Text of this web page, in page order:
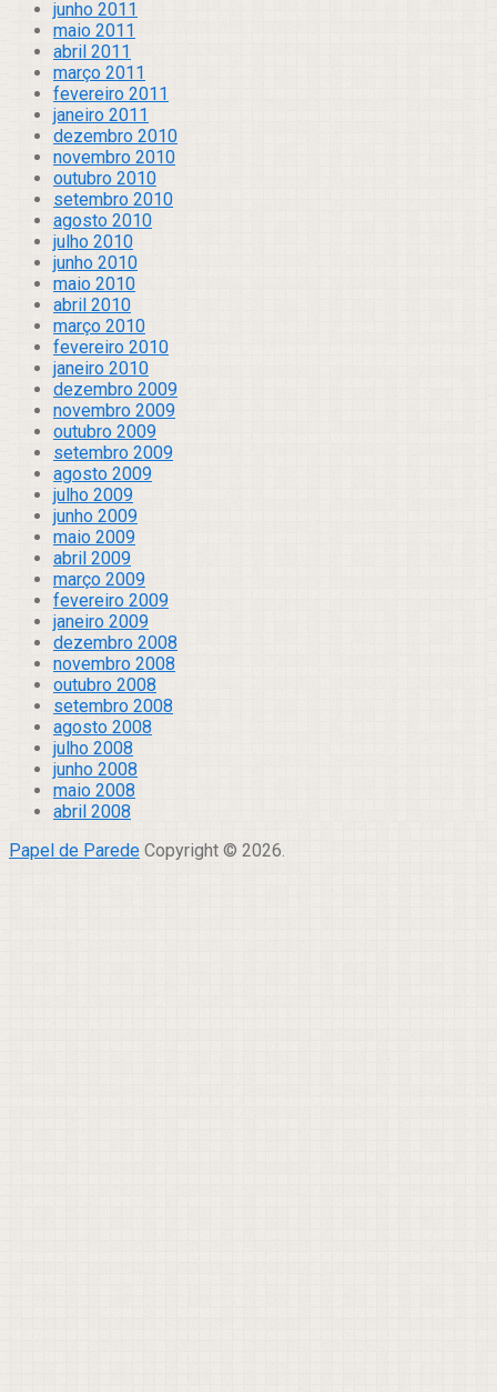
junho 2011
maio 2011
abril 2011
março 2011
fevereiro 2011
janeiro 2011
dezembro 2010
novembro 2010
outubro 2010
setembro 2010
agosto 2010
julho 2010
junho 2010
maio 2010
abril 2010
março 2010
fevereiro 2010
janeiro 2010
dezembro 2009
novembro 2009
outubro 2009
setembro 2009
agosto 2009
julho 2009
junho 2009
maio 2009
abril 2009
março 2009
fevereiro 2009
janeiro 2009
dezembro 2008
novembro 2008
outubro 2008
setembro 2008
agosto 2008
julho 2008
junho 2008
maio 2008
abril 2008
Papel de Parede Copyright © 2026.